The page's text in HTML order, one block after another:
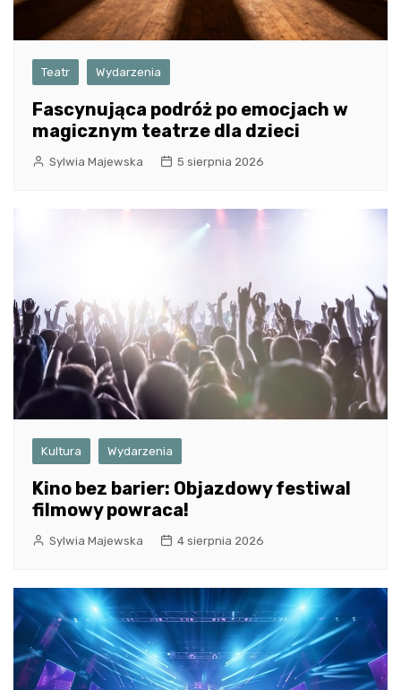
Teatr Wydarzenia
Fascynująca podróż po emocjach w
magicznym teatrze dla dzieci
Sylwia Majewska 5 sierpnia 2026
Kultura Wydarzenia
Kino bez barier: Objazdowy festiwal
filmowy powraca!
Sylwia Majewska 4 sierpnia 2026